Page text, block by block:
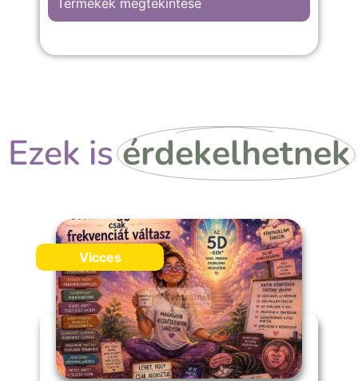
Ezek is érdekelhetnek
Vicces